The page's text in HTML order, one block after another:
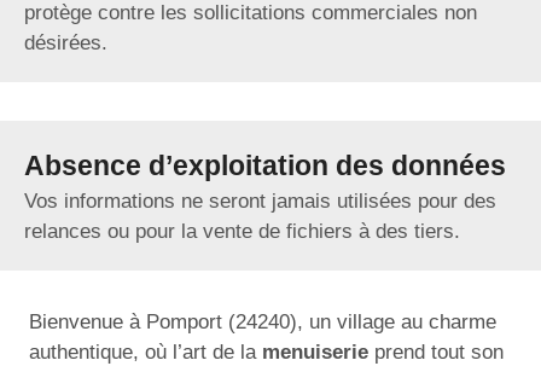
protège contre les sollicitations commerciales non
désirées.
Absence d’exploitation des données
Vos informations ne seront jamais utilisées pour des
relances ou pour la vente de fichiers à des tiers.
Bienvenue à Pomport (24240), un village au charme
authentique, où l’art de la menuiserie prend tout son